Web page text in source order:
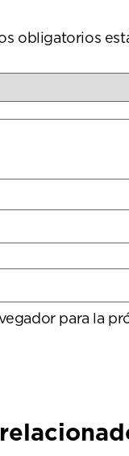
obligatorios
para la